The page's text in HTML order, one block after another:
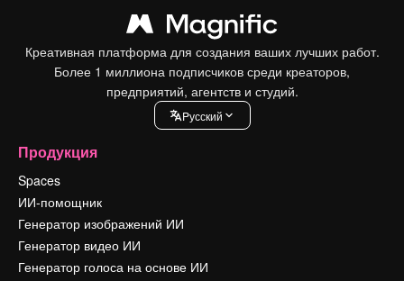
Креативная платформа для создания ваших лучших работ.
Более 1 миллиона подписчиков среди креаторов,
предприятий, агентств и студий.
Pусский
Продукция
Spaces
ИИ-помощник
Генератор изображений ИИ
Генератор видео ИИ
Генератор голоса на основе ИИ